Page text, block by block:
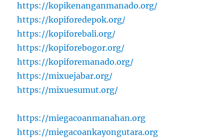
https://kopikenanganmanado.org/
https://kopiforedepok.org/
https://kopiforebali.org/
https://kopiforebogor.org/
https://kopiforemanado.org/
https://mixuejabar.org/
https://mixuesumut.org/
https://miegacoanmanahan.org
https://miegacoankayongutara.org